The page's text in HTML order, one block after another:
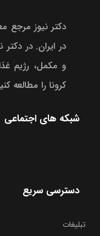
دکتر نیوز مرجع
در ایران. در دکتر
و مکمل، رژیم
کرونا را مطالعه
شبکه های اجتماعی
دسترسی سریع
تبلیغات